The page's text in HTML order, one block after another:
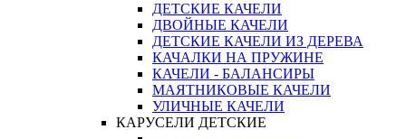
ДЕТСКИЕ КАЧЕЛИ
ДВОЙНЫЕ КАЧЕЛИ
ДЕТСКИЕ КАЧЕЛИ ИЗ ДЕРЕВА
КАЧАЛКИ НА ПРУЖИНЕ
КАЧЕЛИ - БАЛАНСИРЫ
МАЯТНИКОВЫЕ КАЧЕЛИ
УЛИЧНЫЕ КАЧЕЛИ
КАРУСЕЛИ ДЕТСКИЕ